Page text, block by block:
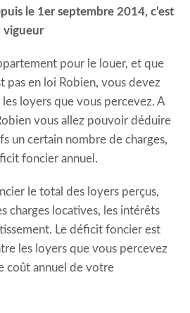
le 1er septembre 2014, c’est
vigueur
pour le louer, et que
pas en loi Robien, vous devez
loyers que vous percevez. A
vous allez pouvoir déduire
un certain nombre de charges,
foncier annuel.
le total des loyers perçus,
charges locatives, les intérêts
Le déficit foncier est
les loyers que vous percevez
coût annuel de votre